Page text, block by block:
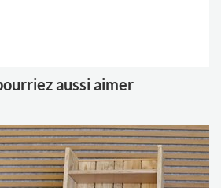
aussi aimer